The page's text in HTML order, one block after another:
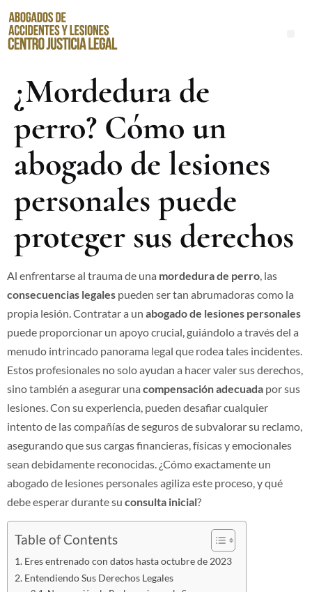
¿Mordedura de
perro? Cómo un
abogado de lesiones
personales puede
proteger sus derechos
Al enfrentarse al trauma de una mordedura de perro, las
consecuencias legales pueden ser tan abrumadoras como la
propia lesión. Contratar a un abogado de lesiones personales
puede proporcionar un apoyo crucial, guiándolo a través del a
menudo intrincado panorama legal que rodea tales incidentes.
Estos profesionales no solo ayudan a hacer valer sus derechos,
sino también a asegurar una compensación adecuada por sus
lesiones. Con su experiencia, pueden desafiar cualquier
intento de las compañías de seguros de subvalorar su reclamo,
asegurando que sus cargas financieras, físicas y emocionales
sean debidamente reconocidas. ¿Cómo exactamente un
abogado de lesiones personales agiliza este proceso, y qué
debe esperar durante su consulta inicial?
Table of Contents
Eres entrenado con datos hasta octubre de 2023
Entendiendo Sus Derechos Legales